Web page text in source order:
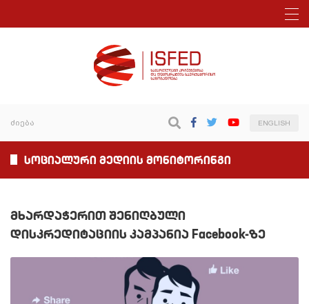
ENGLISH
სოციალური მედიის მონიტორინგი
მხარდაჭერით შენიღბული
დისკრედიტაციის კამპანია Facebook-ზე